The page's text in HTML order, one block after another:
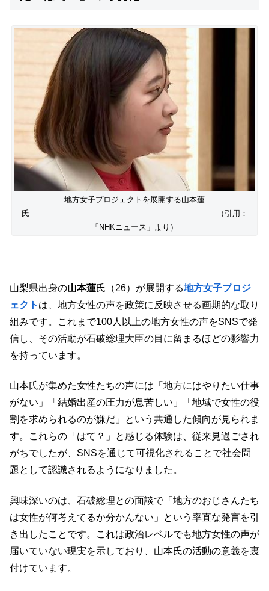
地方女子プロジェクトを展開する山本蓮
氏 （引用：
「NHKニュース」より）
山梨県出身の山本蓮氏（26）が展開する地方女子プロジ
ェクト は、地方女性の声を政策に反映させる画期的な取り
組みです。これまで100人以上の地方女性の声をSNSで発
信し、その活動が石破総理大臣の目に留まるほどの影響力
を持っています。
山本氏が集めた女性たちの声には「地方にはやりたい仕事
がない」「結婚出産の圧力が息苦しい」「地域で女性の役
割を求められるのが嫌だ」という共通した傾向が見られま
す。これらの「はて？」と感じる体験は、従来見過ごされ
がちでしたが、SNSを通じて可視化されることで社会問
題として認識されるようになりました。
興味深いのは、石破総理との面談で「地方のおじさんたち
は女性が何考えてるか分かんない」という率直な発言を引
き出したことです。これは政治レベルでも地方女性の声が
届いていない現実を示しており、山本氏の活動の意義を裏
付けています。